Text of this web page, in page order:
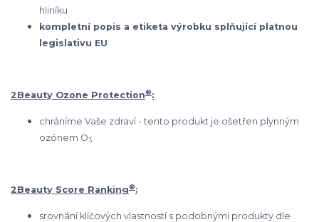
hliníku
kompletní popis a etiketa výrobku splňující platnou
legislativu EU
2Beauty Ozone Protection®:
chráníme Vaše zdraví - tento produkt je ošetřen plynným
ozónem O3
2Beauty Score Ranking®:
srovnání klíčových vlastností s podobnými produkty dle